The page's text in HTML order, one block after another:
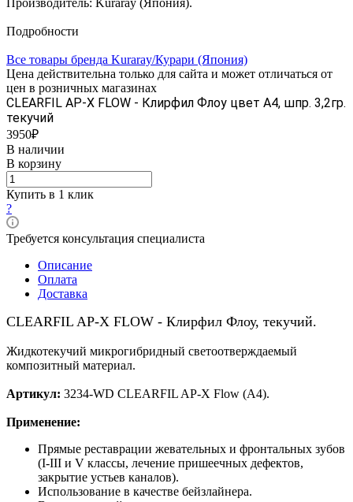
Производитель: Kuraray (Япония).
Подробности
Все товары бренда Kuraray/Курари (Япония)
Цена действительна только для сайта и может отличаться от
цен в розничных магазинах
CLEARFIL AP-X FLOW - Клирфил Флоу цвет А4, шпр. 3,2гр.
текучий
3950₽
В наличии
В корзину
Купить в 1 клик
?
Требуется консультация специалиста
Описание
Оплата
Доставка
CLEARFIL AP-X FLOW - Клирфил Флоу, текучий.
Жидкотекучий микрогибридный светоотверждаемый
композитный материал.
Артикул: 3234-WD CLEARFIL AP-X Flow (A4).
Применение:
Прямые реставрации жевательных и фронтальных зубов
(I-III и V классы, лечение пришеечных дефектов,
закрытие устьев каналов).
Использование в качестве бейзлайнера.